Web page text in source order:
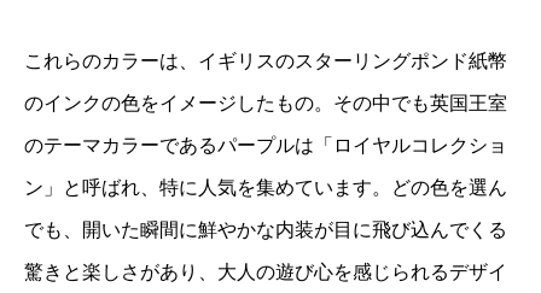
これらのカラーは、イギリスのスターリングポンド紙幣
のインクの色をイメージしたもの。その中でも英国王室
のテーマカラーであるパープルは「ロイヤルコレクショ
ン」と呼ばれ、特に人気を集めています。どの色を選ん
でも、開いた瞬間に鮮やかな内装が目に飛び込んでくる
驚きと楽しさがあり、大人の遊び心を感じられるデザイ